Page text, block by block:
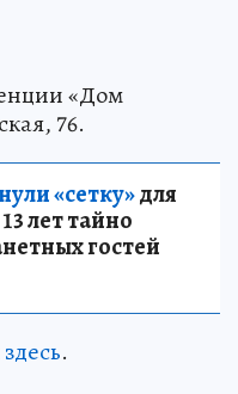
«Дом
76.
«сетку»для
лет тайно
гостей
здесь.